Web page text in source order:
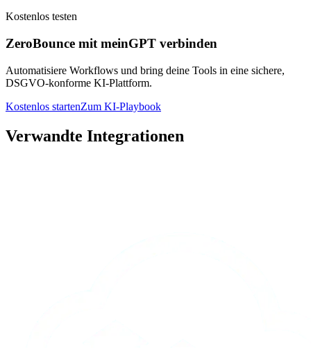
Kostenlos testen
ZeroBounce mit meinGPT verbinden
Automatisiere Workflows und bring deine Tools in eine sichere,
DSGVO-konforme KI-Plattform.
Kostenlos startenZum KI-Playbook
Verwandte Integrationen